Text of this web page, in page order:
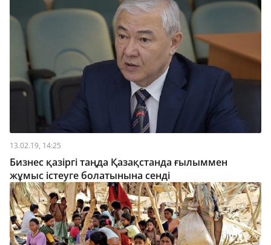
13.02.19, 14:25
Бизнес қазіргі таңда Қазақстанда ғылыммен
жұмыс істеуге болатынына сенді